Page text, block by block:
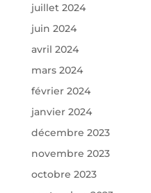
juillet 2024
juin 2024
avril 2024
mars 2024
février 2024
janvier 2024
décembre 2023
novembre 2023
octobre 2023